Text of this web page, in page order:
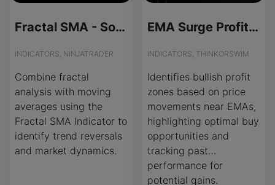
Fractal SMA - Source Code
INDICATORS, NINJATRADER
Combine fractal
analysis with moving
averages using the
Fractal SMA Indicator to
identify trend reversals
and market dynamics.
EMA Surge Profit Zones Indicator for ThinkOrSwim
INDICATORS, THINKORSWIM
Identifies bullish profit
zones based on price
movements near EMAs,
highlighting optimal buy
opportunities and
tracking past
performance for
potential gains.